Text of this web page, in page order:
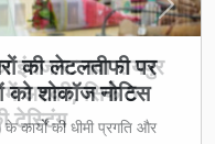
नवा रायपुर
अटकी, सिर्फ 5
टेस्टिंग
Next